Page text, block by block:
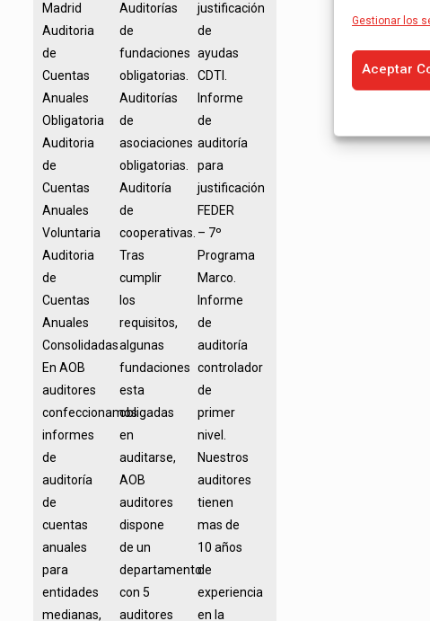
Gestionar los
Aceptar
Madrid
Auditoria
de
Cuentas
Anuales
Obligatoria
Auditoria
de
Cuentas
Anuales
Voluntaria
Auditoria
de
Cuentas
Anuales
Consolidadas
En AOB
auditores
confeccionamos
informes
de
auditoría
de
cuentas
anuales
para
entidades
medianas,
Auditorías
de
fundaciones
obligatorias.
Auditorías
de
asociaciones
obligatorias.
Auditoría
de
cooperativas.
Tras
cumplir
los
requisitos,
algunas
fundaciones
esta
obligadas
en
auditarse,
AOB
auditores
dispone
de un
departamento
con 5
auditores
justificación
de
ayudas
CDTI.
Informe
de
auditoría
para
justificación
FEDER
– 7º
Programa
Marco.
Informe
de
auditoría
controlador
de
primer
nivel.
Nuestros
auditores
tienen
mas de
10 años
de
experiencia
en la